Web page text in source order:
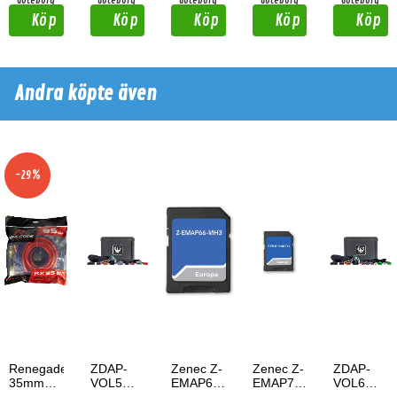
Köp Köp Köp Köp Köp
Andra köpte även
-29%
Renegade
35mm2
ZDAP-
VOL5
Zenec Z-
EMAP66-
Zenec Z-
EMAP76MH-
ZDAP-
VOL6